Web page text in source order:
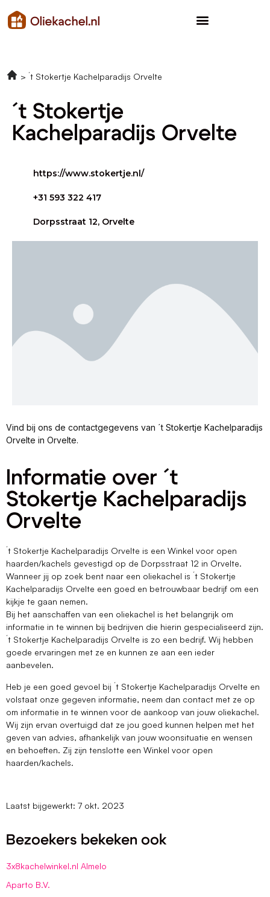
´t Stokertje Kachelparadijs Orvelte
´t Stokertje
Kachelparadijs Orvelte
https://www.stokertje.nl/
+31 593 322 417
Dorpsstraat 12, Orvelte
Vind bij ons de contactgegevens van ´t Stokertje Kachelparadijs
Orvelte in Orvelte.
Informatie over ´t
Stokertje Kachelparadijs
Orvelte
´t Stokertje Kachelparadijs Orvelte is een Winkel voor open
haarden/kachels gevestigd op de Dorpsstraat 12 in Orvelte.
Wanneer jij op zoek bent naar een oliekachel is ´t Stokertje
Kachelparadijs Orvelte een goed en betrouwbaar bedrijf om een
kijkje te gaan nemen.
Bij het aanschaffen van een oliekachel is het belangrijk om
informatie in te winnen bij bedrijven die hierin gespecialiseerd zijn.
´t Stokertje Kachelparadijs Orvelte is zo een bedrijf. Wij hebben
goede ervaringen met ze en kunnen ze aan een ieder
aanbevelen.
Heb je een goed gevoel bij ´t Stokertje Kachelparadijs Orvelte en
volstaat onze gegeven informatie, neem dan contact met ze op
om informatie in te winnen voor de aankoop van jouw oliekachel.
Wij zijn ervan overtuigd dat ze jou goed kunnen helpen met het
geven van advies, afhankelijk van jouw woonsituatie en wensen
en behoeften. Zij zijn tenslotte een Winkel voor open
haarden/kachels.
Laatst bijgewerkt: 7 okt. 2023
Bezoekers bekeken ook
3x8kachelwinkel.nl Almelo
Aparto B.V.